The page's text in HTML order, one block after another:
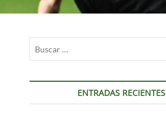
ENTRADAS RECIENTES